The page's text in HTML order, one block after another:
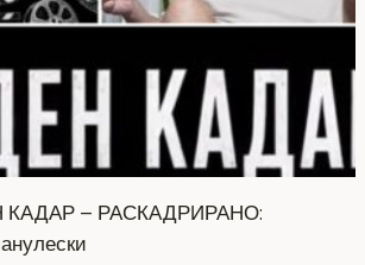
КАДАР – РАСКАДРИРАНО: